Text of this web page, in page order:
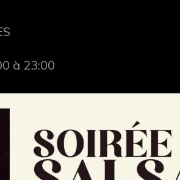
à 23:00